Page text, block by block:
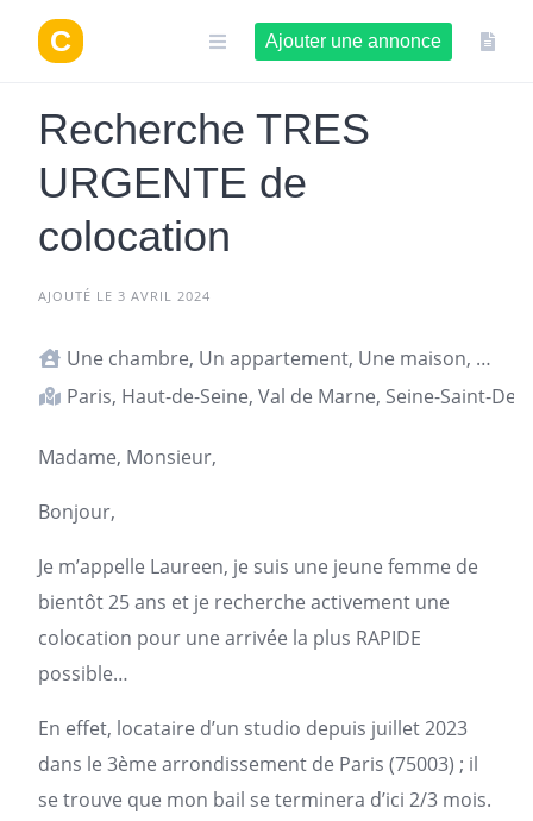
contenu
Ajouter une annonce
Recherche TRES
URGENTE de
colocation
AJOUTÉ LE 3 AVRIL 2024
Une chambre, Un appartement, Une maison, Studio ou T1
Paris, Haut-de-Seine, Val de Marne, Seine-Saint-
Madame, Monsieur,
Bonjour,
Je m’appelle Laureen, je suis une jeune femme de
bientôt 25 ans et je recherche activement une
colocation pour une arrivée la plus RAPIDE
possible…
En effet, locataire d’un studio depuis juillet 2023
dans le 3ème arrondissement de Paris (75003) ; il
se trouve que mon bail se terminera d’ici 2/3 mois.